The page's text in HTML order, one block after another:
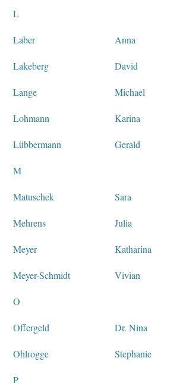
L
Laber Anna
Lakeberg David
Lange Michael
Lohmann Karina
Lübbermann Gerald
M
Matuschek Sara
Mehrens Julia
Meyer Katharina
Meyer-Schmidt Vivian
O
Offergeld Dr. Nina
Ohlrogge Stephanie
P